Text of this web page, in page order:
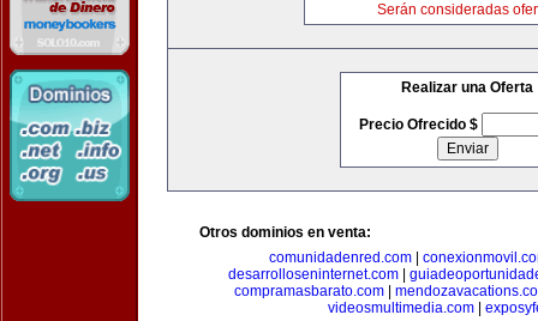
Serán consideradas
Realizar una Oferta
Precio Ofrecido $
Otros dominios en venta:
comunidadenred.com|
desarrolloseninternet.com
compramasbarato.com|
videosmultimedia.com